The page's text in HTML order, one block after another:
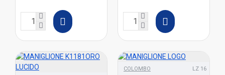
COLOMBO LZ 16